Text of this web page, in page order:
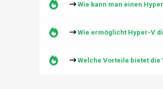
Wie kann man einen
Wie ermöglicht Hyper-V
Welche Vorteile bietet